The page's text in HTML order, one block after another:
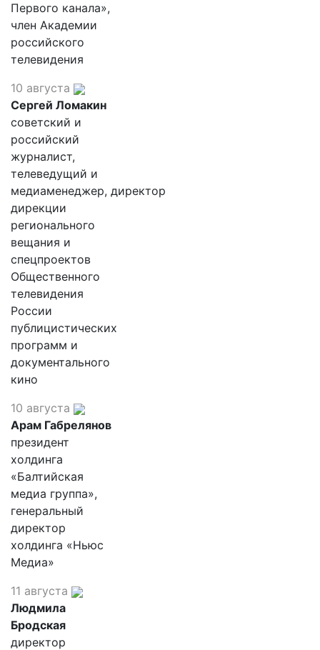
Первого канала»,
член Академии
российского
телевидения
10 августа
Сергей Ломакин
советский и
российский
журналист,
телеведущий и
медиаменеджер, директор
дирекции
регионального
вещания и
спецпроектов
Общественного
телевидения
России
публицистических
программ и
документального
кино
10 августа
Арам Габрелянов
президент
холдинга
«Балтийская
медиа группа»,
генеральный
директор
холдинга «Ньюс
Медиа»
11 августа
Людмила
Бродская
директор